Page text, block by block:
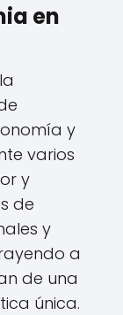
en
y
varios
y
de
y
a
de una
única.